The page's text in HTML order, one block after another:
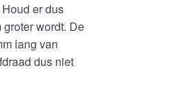
er dus
wordt. De
lang van
dus niet